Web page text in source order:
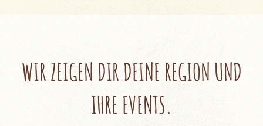
WIR ZEIGEN DIRDEINE REGION UND
IHRE EVENTS.